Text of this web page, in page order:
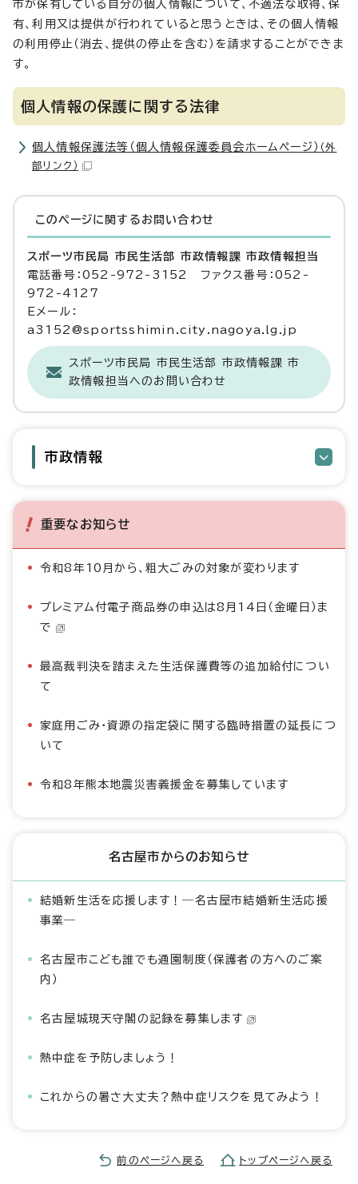
市が保有している自分の個人情報について、不適法な取得、保
有、利用又は提供が行われていると思うときは、その個人情報
の利用停止（消去、提供の停止を含む）を請求することができま
す。
個人情報の保護に関する法律
個人情報保護法等（個人情報保護委員会ホームページ） （外
部リンク）
このページに関する お問い合わせ
スポーツ市民局 市民生活部 市政情報課 市政情報担当
電話番号：052-972-3152 ファクス番号：052-
972-4127
Eメール：
a3152@sportsshimin.city.nagoya.lg.jp
スポーツ市民局 市民生活部 市政情報課 市
政情報担当へのお問い合わせ
市政情報
重要なお知らせ
令和8年10月から、粗大ごみの対象が変わります
プレミアム付電子商品券の申込は8月14日（金曜日）ま
で
最高裁判決を踏まえた生活保護費等の追加給付につい
て
家庭用ごみ・資源の指定袋に関する臨時措置の延長につ
いて
令和8年熊本地震災害義援金を募集しています
名古屋市からのお知らせ
結婚新生活を応援します！―名古屋市結婚新生活応援
事業―
名古屋市こども誰でも通園制度（保護者の方へのご案
内）
名古屋城現天守閣の記録を募集します
熱中症を予防しましょう！
これからの暑さ大丈夫？熱中症リスクを見てみよう！
前のページへ戻る トップページへ戻る